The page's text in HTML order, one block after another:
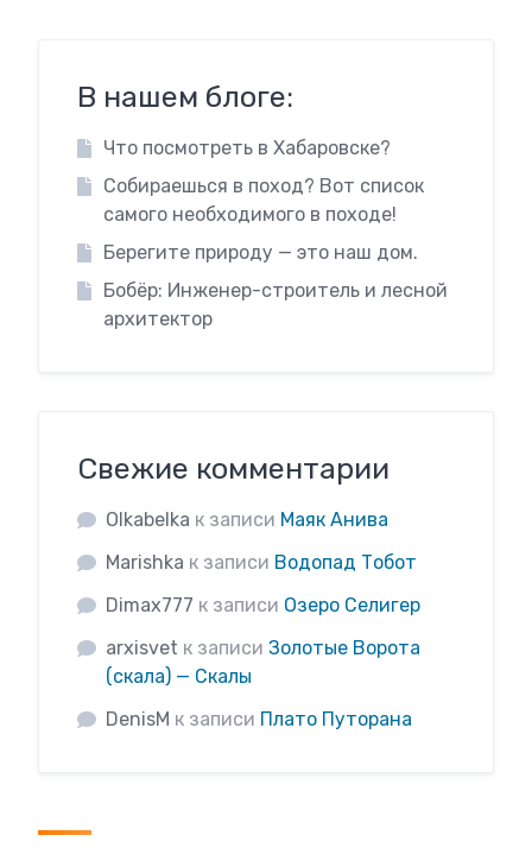
В нашем блоге:
Что посмотреть в Хабаровске?
Собираешься в поход? Вот список
самого необходимого в походе!
Берегите природу — это наш дом.
Бобёр: Инженер-строитель и лесной
архитектор
Свежие комментарии
Olkabelka к записи Маяк Анива
Marishka к записи Водопад Тобот
Dimax777 к записи Озеро Селигер
arxisvet к записи Золотые Ворота
(скала) — Скалы
DenisM к записи Плато Путорана